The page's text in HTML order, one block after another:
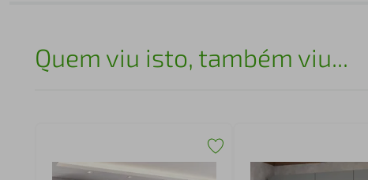
Quem viu isto, também viu...